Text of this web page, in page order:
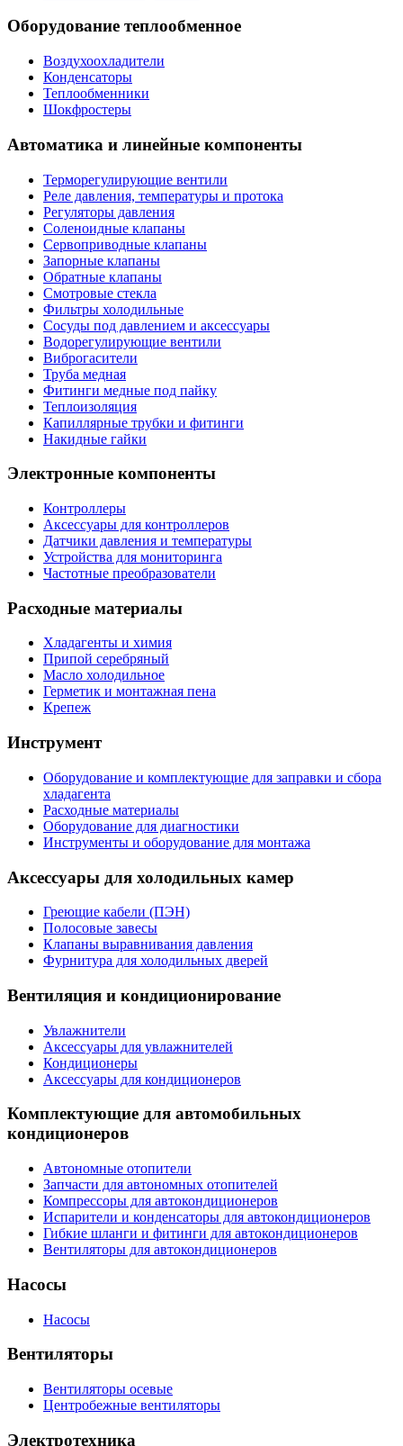
Оборудование теплообменное
Воздухоохладители
Конденсаторы
Теплообменники
Шокфростеры
Автоматика и линейные компоненты
Терморегулирующие вентили
Реле давления, температуры и протока
Регуляторы давления
Соленоидные клапаны
Сервоприводные клапаны
Запорные клапаны
Обратные клапаны
Смотровые стекла
Фильтры холодильные
Сосуды под давлением и аксессуары
Водорегулирующие вентили
Виброгасители
Труба медная
Фитинги медные под пайку
Теплоизоляция
Капиллярные трубки и фитинги
Накидные гайки
Электронные компоненты
Контроллеры
Аксессуары для контроллеров
Датчики давления и температуры
Устройства для мониторинга
Частотные преобразователи
Расходные материалы
Хладагенты и химия
Припой серебряный
Масло холодильное
Герметик и монтажная пена
Крепеж
Инструмент
Оборудование и комплектующие для заправки и сбора
хладагента
Расходные материалы
Оборудование для диагностики
Инструменты и оборудование для монтажа
Аксессуары для холодильных камер
Греющие кабели (ПЭН)
Полосовые завесы
Клапаны выравнивания давления
Фурнитура для холодильных дверей
Вентиляция и кондиционирование
Увлажнители
Аксессуары для увлажнителей
Кондиционеры
Аксессуары для кондиционеров
Комплектующие для автомобильных
кондиционеров
Автономные отопители
Запчасти для автономных отопителей
Компрессоры для автокондиционеров
Испарители и конденсаторы для автокондиционеров
Гибкие шланги и фитинги для автокондиционеров
Вентиляторы для автокондиционеров
Насосы
Насосы
Вентиляторы
Вентиляторы осевые
Центробежные вентиляторы
Электротехника